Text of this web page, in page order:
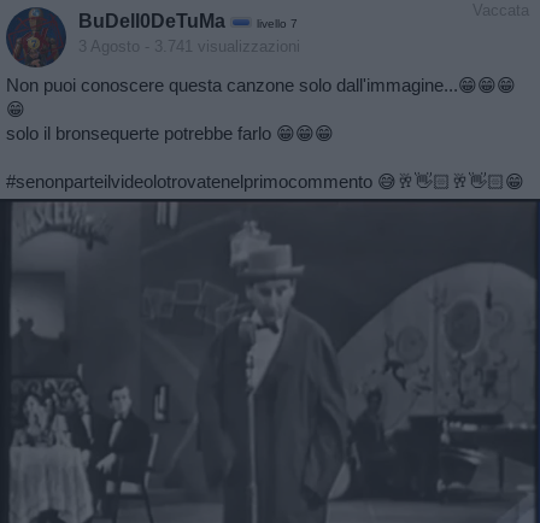
Vaccata
BuDell0DeTuMa livello 7
3 Agosto - 3.741 visualizzazioni
Non puoi conoscere questa canzone solo dall'immagine...😁😁😁
😁
solo il bronsequerte potrebbe farlo 😁😁😁
#senonparteilvideolotrovatenelprimocommento 😅🥂👋🏻🥂👋🏻😁